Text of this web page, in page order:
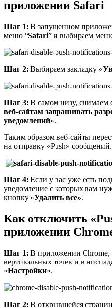
приложении Safari
Шаг 1: В запущенном
меню “Safari” и выбираем
Шаг 2: Выбираем закладку «
Шаг 3: В самом низу, снимаем
веб-сайтам запрашивать
уведомлений».
Таким образом веб-сайты
на отправку «Push» сообщений.
Шаг 4: Если у вас уже есть
уведомление с которых вам
кнопку «Удалить все».
Как отключить
приложении
Шаг 1: В приложении Chrome,
вертикальных точек и в
«Настройки».
Шаг 2: В открывшейся